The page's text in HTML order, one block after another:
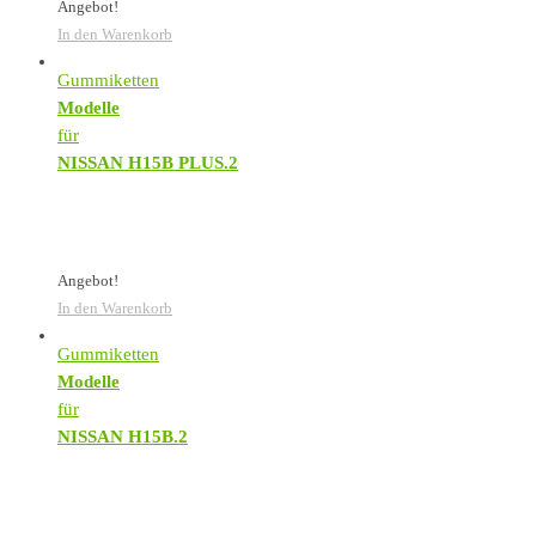
Angebot!
In den Warenkorb
Gummiketten
Modelle
für
NISSAN H15B PLUS.2
Angebot!
In den Warenkorb
Gummiketten
Modelle
für
NISSAN H15B.2